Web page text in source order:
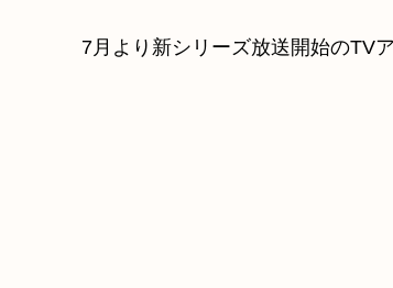
7月より新シリーズ放送開始のTV